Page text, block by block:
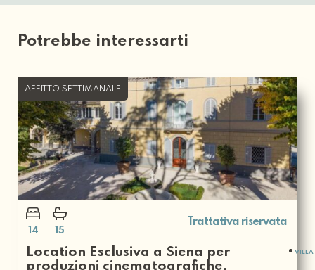
Potrebbe interessarti
AFFITTO SETTIMANALE
14 15
Trattativa riservata
Location Esclusiva a Siena per
produzioni cinematografiche,
VILLA